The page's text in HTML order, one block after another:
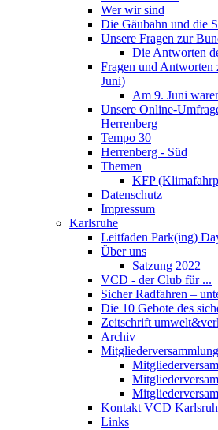
Wer wir sind
Die Gäubahn und die
Unsere Fragen zur
Die Antworten
Fragen und
Juni)
Am 9. Juni
Unsere Online-
Herrenberg
Tempo 30
Herrenberg - Süd
Themen
KFP
Datenschutz
Impressum
Karlsruhe
Leitfaden Park(ing)
Über uns
Satzung 2022
VCD - der Club für ...
Sicher Radfahren –
Die 10 Gebote des
Zeitschrift
Archiv
Mitgliederversammlung
Kontakt VCD
Links